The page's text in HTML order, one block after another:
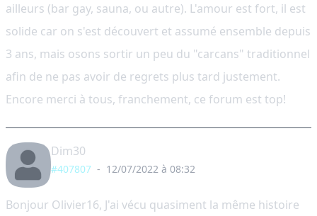
ailleurs (bar gay, sauna, ou autre). L'amour est fort, il est
solide car on s'est découvert et assumé ensemble depuis
3 ans, mais osons sortir un peu du "carcans" traditionnel
afin de ne pas avoir de regrets plus tard justement.
Encore merci à tous, franchement, ce forum est top!
Dim30
#407807 - 12/07/2022 à 08:32
Bonjour Olivier16, J'ai vécu quasiment la même histoire